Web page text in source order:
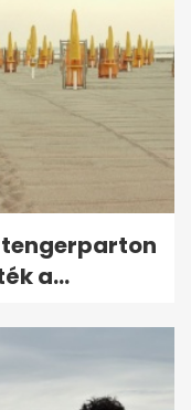
a...